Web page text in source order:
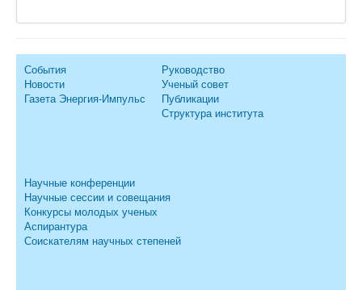
События
Новости
Газета Энергия-Импульс
Руководство
Ученый совет
Публикации
Структура института
Научные конференции
Научные сессии и совещания
Конкурсы молодых ученых
Аспирантура
Соискателям научных степеней